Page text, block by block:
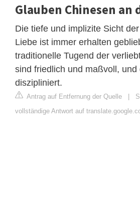
Glauben Chinesen an
Die tiefe und implizite Sicht
Liebe ist immer erhalten
traditionelle Tugend der
sind friedlich und maßvoll,
diszipliniert.
Antrag auf Entfernung der Quelle |
vollständige Antwort auf